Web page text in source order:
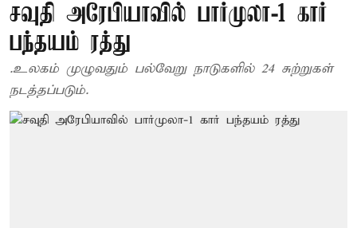
சவுதி அரேபியாவில் பார்முலா-1 கார்
பந்தயம் ரத்து
.உலகம் முழுவதும் பல்வேறு நாடுகளில் 24 சுற்றுகள்
நடத்தப்படும்.